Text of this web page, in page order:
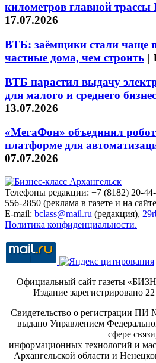
километров главной
17.07.2026
ВТБ: заёмщики стали чаще
частные дома, чем строить |
ВТБ нарастил выдачу
для малого и среднего
13.07.2026
«МегаФон» объединил
платформе для
07.07.2026
Телефоны редакции: +7 (8182) 20-
556-2850 (реклама в газете и на
E-mail: bclass@mail.ru (редакция),
Политика конфиденциальности.
Официальный сайт газеты
Издание зарегистрировано
Свидетельство о регистрации ПИ
выдано Управлением
сфере
информационных технологий и
Архангельской области и